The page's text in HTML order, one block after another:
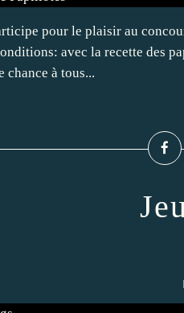
pour le plaisir au
avec la recette des
chance à tous...